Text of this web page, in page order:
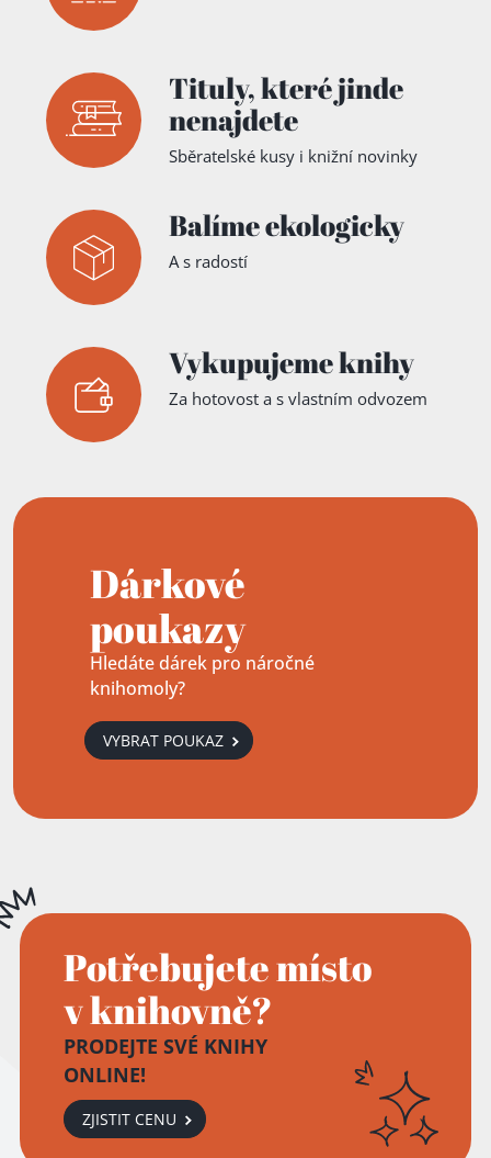
Tituly,které jinde
nenajdete
Sběratelské kusy i knižní novinky
Balíme ekologicky
A s radostí
Vykupujeme knihy
Za hotovost a s vlastním odvozem
Dárkové
poukazy
Hledáte dárek pro náročné
knihomoly?
VYBRAT POUKAZ
Potřebujete místo
v knihovně?
PRODEJTE SVÉ KNIHY
ONLINE!
ZJISTIT CENU